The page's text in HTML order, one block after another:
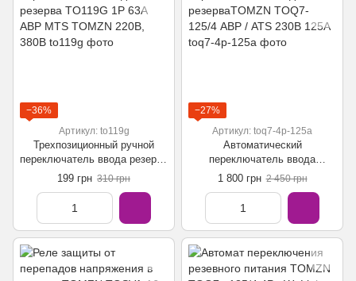
−36%
Артикул: to119g
Трехпозиционный ручной
переключатель ввода резерва
TO119G 1P 63A АВР MTS
TOMZN 220В, 380В
199 грн 310 грн
−27%
Артикул: toq7-4p-125a
Автоматический
переключатель ввода
резерваTOMZN TOQ7-125/4
АВР / ATS 230В 125А
1 800 грн 2 450 грн